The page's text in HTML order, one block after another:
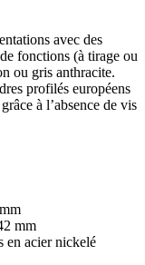
avec des
fonctions (à tirage ou
ou gris anthracite.
profilés européens
à l’absence de vis
mm
en acier nickelé